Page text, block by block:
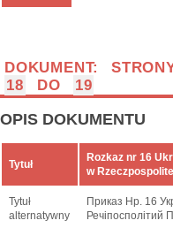
DOKUMENT:
18
DO 19
OPIS DOKUMENTU
Tytuł
Rozkaz nr 16
w
Tytuł
alternatywny
Приказ Нр. 16
Речіпосполітий